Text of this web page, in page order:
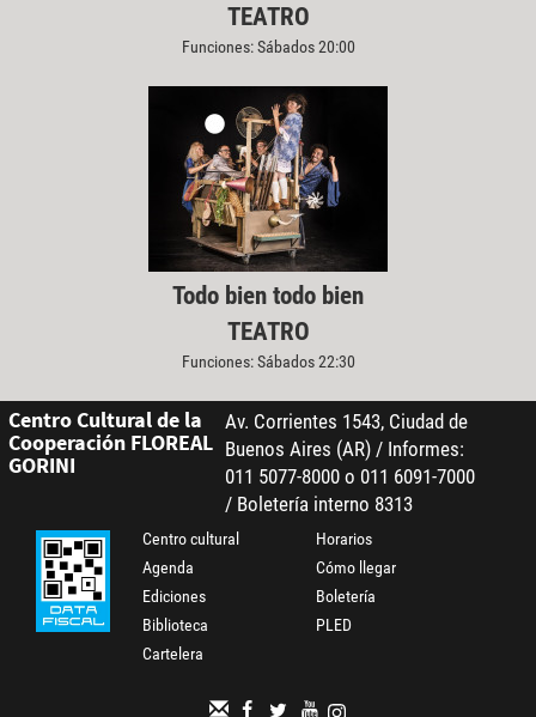
TEATRO
Funciones: Sábados 20:00
Todo bien todo bien
TEATRO
Funciones: Sábados 22:30
Centro Cultural de la
Cooperación FLOREAL
GORINI
Av. Corrientes 1543, Ciudad de
Buenos Aires (AR) / Informes:
011 5077-8000 o 011 6091-7000
/ Boletería interno 8313
Centro cultural
Agenda
Ediciones
Biblioteca
Cartelera
Horarios
Cómo llegar
Boletería
PLED